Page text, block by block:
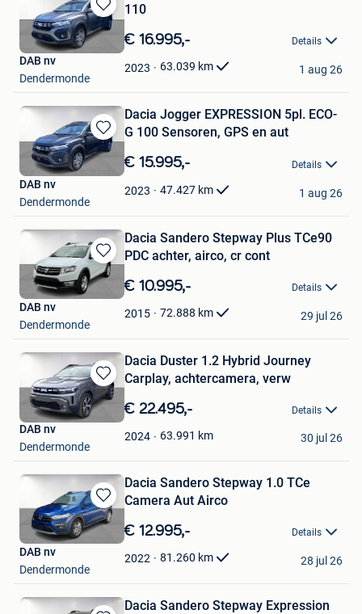
Bewaren
in
Favorieten
110
€ 16.995,- Details
2023 63.039 km
DAB nv
Dendermonde
1 aug 26
Bewaren
in
Favorieten
Dacia Jogger EXPRESSION 5pl. ECO-
G 100 Sensoren, GPS en aut
€ 15.995,- Details
2023 47.427 km
DAB nv
Dendermonde
1 aug 26
Bewaren
in
Mijn
Favorieten
Dacia Sandero Stepway Plus TCe90
PDC achter, airco, cr cont
€ 10.995,- Details
2015 72.888 km
DAB nv
Dendermonde
29 jul 26
Bewaren
in
Mijn
Favorieten
Dacia Duster 1.2 Hybrid Journey
Carplay, achtercamera, verw
€ 22.495,- Details
2024 63.991 km
DAB nv
Dendermonde
30 jul 26
Bewaren
in
Favorieten
Dacia Sandero Stepway 1.0 TCe
Camera Aut Airco
€ 12.995,- Details
2022 81.260 km
DAB nv
Dendermonde
28 jul 26
Dacia Sandero Stepway Expression